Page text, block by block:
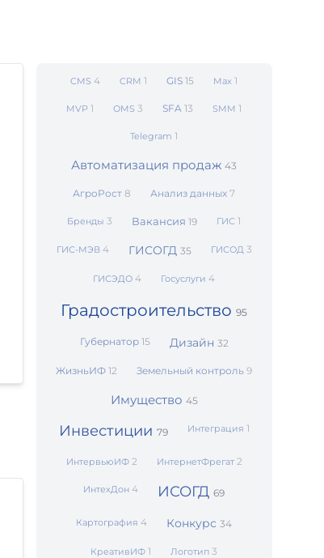
CMS4 CRM1 GIS15 Max1
MVP1 OMS3 SFA13 SMM1
Telegram1
Автоматизация продаж43
АгроРост8 Анализ данных7
Бренды3 Вакансия19 ГИС1
ГИС-МЭВ 4 ГИСОГД 35 ГИСОД 3
ГИСЭДО4 Госуслуги4
Градостроительство95
Губернатор 15 Дизайн 32
ЖизньИФ12 Земельный контроль9
Имущество 45
Инвестиции 79 Интеграция 1
ИнтервьюИФ 2 ИнтернетФрегат 2
ИнтехДон4 ИСОГД69
Картография4 Конкурс34
КреативИФ1 Логотип3